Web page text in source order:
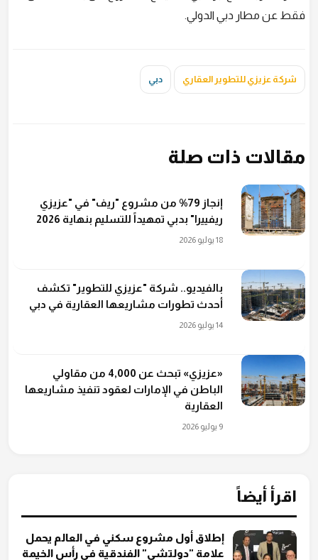
فقط عن مطار دبي الدولي.
شركة عزيزي للتطوير العقاري دبي
مقالات ذات صلة
إنجاز 79% من مشروع "ريف" في "عزيزي
ريفييرا" بدبي تمهيداً للتسليم بنهاية 2026
18 يوليو 2026
بالفيديو.. شركة "عزيزي للتطوير" تكشف
أحدث تطورات مشاريعها العقارية في دبي
14 يوليو 2026
«عزيزي» تبحث عن 4,000 من مقاولي
الباطن في الإمارات لعقود تنفيذ مشاريعها
العقارية
9 يوليو 2026
اقرأ أيضاً
إطلاق أول مشروع سكني في العالم يحمل
علامة "دولتشي" الفندقية في رأس الخيمة